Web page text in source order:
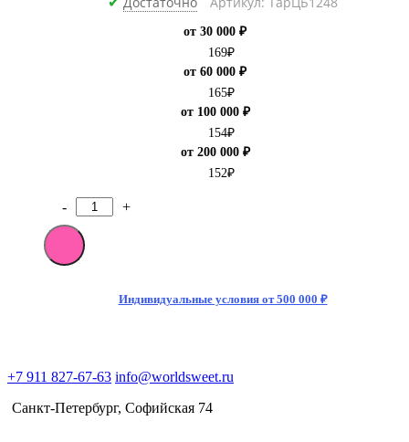
от 30 000 ₽
169₽
от 60 000 ₽
165₽
от 100 000 ₽
154₽
от 200 000 ₽
152₽
Количество
товара
[M]Энергетический
напиток
- +
Индивидуальные условия от 500 000 ₽
+7 911 827-67-63 info@worldsweet.ru
Санкт-Петербург​, Софийская 74